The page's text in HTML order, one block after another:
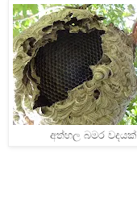
අත්හල බමර වදයක්